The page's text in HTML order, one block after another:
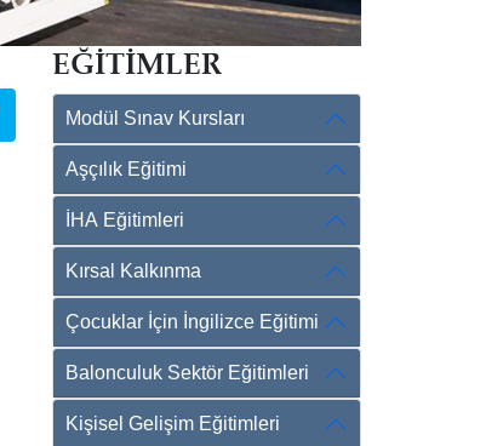
EĞİTİMLER
Modül Sınav Kursları
Aşçılık Eğitimi
İHA Eğitimleri
Kırsal Kalkınma
Çocuklar İçin İngilizce Eğitimi
Balonculuk Sektör Eğitimleri
Kişisel Gelişim Eğitimleri